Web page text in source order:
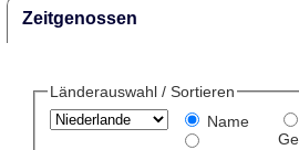
Zeitgenossen
Länderauswahl / Sortieren
Name